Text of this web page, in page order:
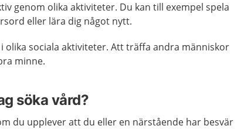
genom olika aktiviteter. Du kan till exempel spela
eller lära dig något nytt.
olika sociala aktiviteter. Att träffa andra människor
minne.
söka vård?
du upplever att du eller en närstående har besvär